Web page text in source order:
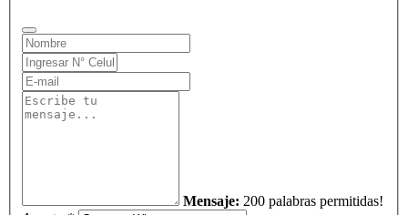
Mensaje: 200 palabras permitidas!